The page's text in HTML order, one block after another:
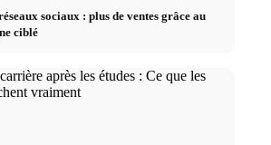
sociaux : plus de ventes grâce au
ciblé